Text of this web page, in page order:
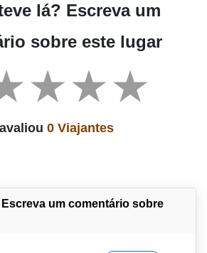
lá? Escreva um
sobre este lugar
0 Viajantes
um comentário sobre